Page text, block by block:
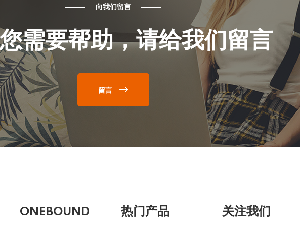
向我们留言
需要帮助，请给我们留言
留言
ONEBOUND 热门产品 关注我们